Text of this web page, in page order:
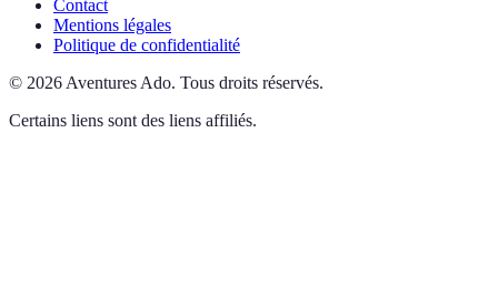
Contact
Mentions légales
Politique de confidentialité
© 2026 Aventures Ado. Tous droits réservés.
Certains liens sont des liens affiliés.